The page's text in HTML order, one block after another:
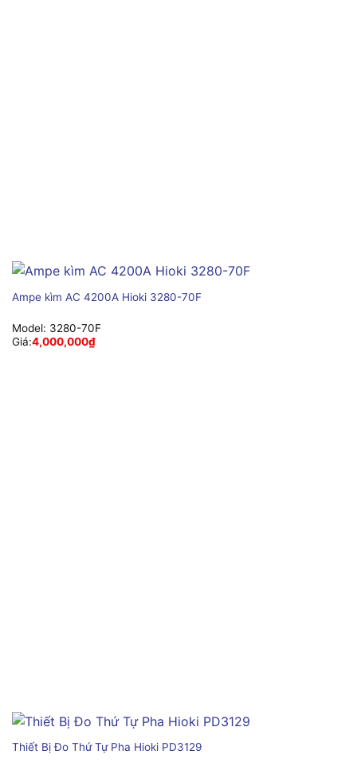
Ampe kìm AC 4200A Hioki 3280-70F
Model: 3280-70F
Giá:4,000,000₫
Thiết Bị Đo Thứ Tự Pha Hioki PD3129